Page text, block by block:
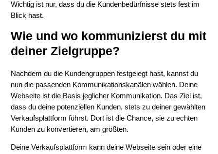
Wichtig ist nur, dass du die Kundenbedürfnisse stets fest im
Blick hast.
Wie und wo kommunizierst du mit
deiner Zielgruppe?
Nachdem du die Kundengruppen festgelegt hast, kannst du
nun die passenden Kommunikationskanälen wählen. Deine
Webseite ist die Basis jeglicher Kommunikation. Das Ziel ist,
dass du deine potenziellen Kunden, stets zu deiner gewählten
Verkaufsplattform führst. Dort ist die Chance, sie zu echten
Kunden zu konvertieren, am größten.
Deine Verkaufsplattform kann deine Webseite sein oder eine